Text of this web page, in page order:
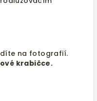
na fotografií.
krabičce.